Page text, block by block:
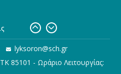
της
lyksoron@sch.gr
85101 - Ωράριο Λειτουργίας: